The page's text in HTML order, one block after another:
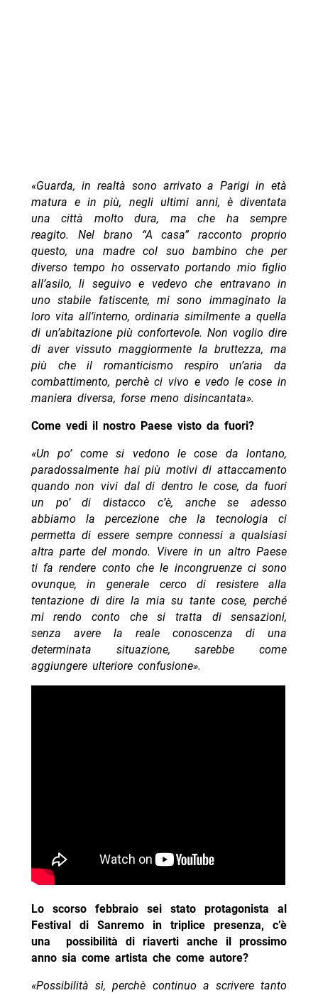
«Guarda, in realtà sono arrivato a Parigi in età
matura e in più, negli ultimi anni, è diventata
una città molto dura, ma che ha sempre
reagito. Nel brano “A casa” racconto proprio
questo, una madre col suo bambino che per
diverso tempo ho osservato portando mio figlio
all’asilo, li seguivo e vedevo che entravano in
uno stabile fatiscente, mi sono immaginato la
loro vita all’interno, ordinaria similmente a quella
di un’abitazione più confortevole. Non voglio dire
di aver vissuto maggiormente la bruttezza, ma
più che il romanticismo respiro un’aria da
combattimento, perchè ci vivo e vedo le cose in
maniera diversa, forse meno disincantata».
Come vedi il nostro Paese visto da fuori?
«Un po’ come si vedono le cose da lontano,
paradossalmente hai più motivi di attaccamento
quando non vivi dal di dentro le cose, da fuori
un po’ di distacco c’è, anche se adesso
abbiamo la percezione che la tecnologia ci
permetta di essere sempre connessi a qualsiasi
altra parte del mondo. Vivere in un altro Paese
ti fa rendere conto che le incongruenze ci sono
ovunque, in generale cerco di resistere alla
tentazione di dire la mia su tante cose, perché
mi rendo conto che si tratta di sensazioni,
senza avere la reale conoscenza di una
determinata situazione, sarebbe come
aggiungere ulteriore confusione».
Lo scorso febbraio sei stato protagonista al
Festival di Sanremo in triplice presenza, c’è
una possibilità di riaverti anche il prossimo
anno sia come artista che come autore?
«Possibilità sì, perchè continuo a scrivere tanto